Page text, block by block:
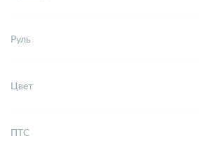
Руль
Цвет
ПТС